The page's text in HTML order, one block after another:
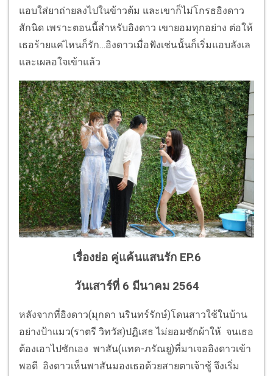
แอบใส่ยาถ่ายลงไปในข้าวต้ม และเขาก็ไม่โกรธอิงดาว
สักนิด เพราะตอนนี้สำหรับอิงดาว เขายอมทุกอย่าง ต่อให้
เธอร้ายแค่ไหนก็รัก…อิงดาวเมื่อฟังเช่นนั้นก็เริ่มแอบลังเล
และเผลอใจเข้าแล้ว
เรื่องย่อ คู่แค้นแสนรัก EP.6
วันเสาร์ที่ 6 มีนาคม 2564
หลังจากที่อิงดาว(มุกดา นรินทร์รักษ์)โดนสาวใช้ในบ้าน
อย่างป้าแมว(ราตรี วิทวัส)ปฏิเสธ ไม่ยอมซักผ้าให้ จนเธอ
ต้องเอาไปซักเอง พาสัน(แทค-ภรัณยู)ที่มาเจออิงดาวเข้า
พอดี อิงดาวเห็นพาสันมองเธอด้วยสายตาเจ้าชู้ จึงเริ่ม